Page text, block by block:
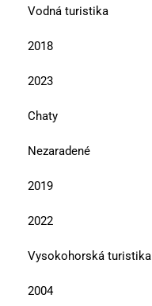
Vodná turistika
2018
2023
Chaty
Nezaradené
2019
2022
Vysokohorská turistika
2004